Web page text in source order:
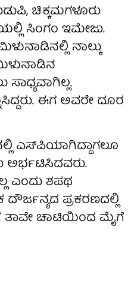
ಚಿಕ್ಕಮಗಳೂರು
ಸಿಂಗಂ ಇಮೇಜು.
ನಾಲ್ಕು
ಈಗ ಅವರೇ ದೂರ
ಎಸ್‌ಪಿಯಾಗಿದ್ದಾಗಲೂ
ಅರ್ಭಟಿಸಿದವರು.
ಎಂದು ಶಪಥ
ಪ್ರಕರಣದಲ್ಲಿ
ತಾವೇ ಚಾಟಿಯಿಂದ ಮೈಗೆ